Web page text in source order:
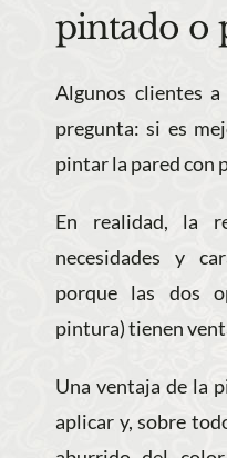
pintado o
Algunos clientes
pregunta: si es
pintar la pared con
En realidad, la
necesidades y
porque las dos
pintura) tienen
Una ventaja de la
aplicar y, sobre